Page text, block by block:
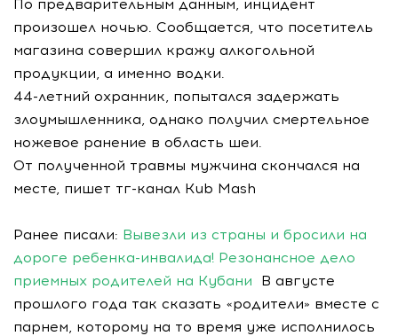
По предварительным данным, инцидент
произошел ночью. Сообщается, что посетитель
магазина совершил кражу алкогольной
продукции, а именно водки.
44-летний охранник, попытался задержать
злоумышленника, однако получил смертельное
ножевое ранение в область шеи.
От полученной травмы мужчина скончался на
месте, пишет тг-канал Kub Mash
Ранее писали: Вывезли из страны и бросили на
дороге ребенка-инвалида! Резонансное дело
приемных родителей на Кубани В августе
прошлого года так сказать «родители» вместе с
парнем, которому на то время уже исполнилось